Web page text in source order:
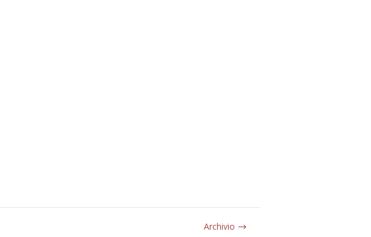
Archivio